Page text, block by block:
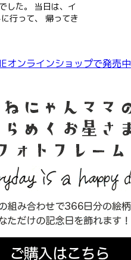
した。 当日は、イ
行って、 帰ってき